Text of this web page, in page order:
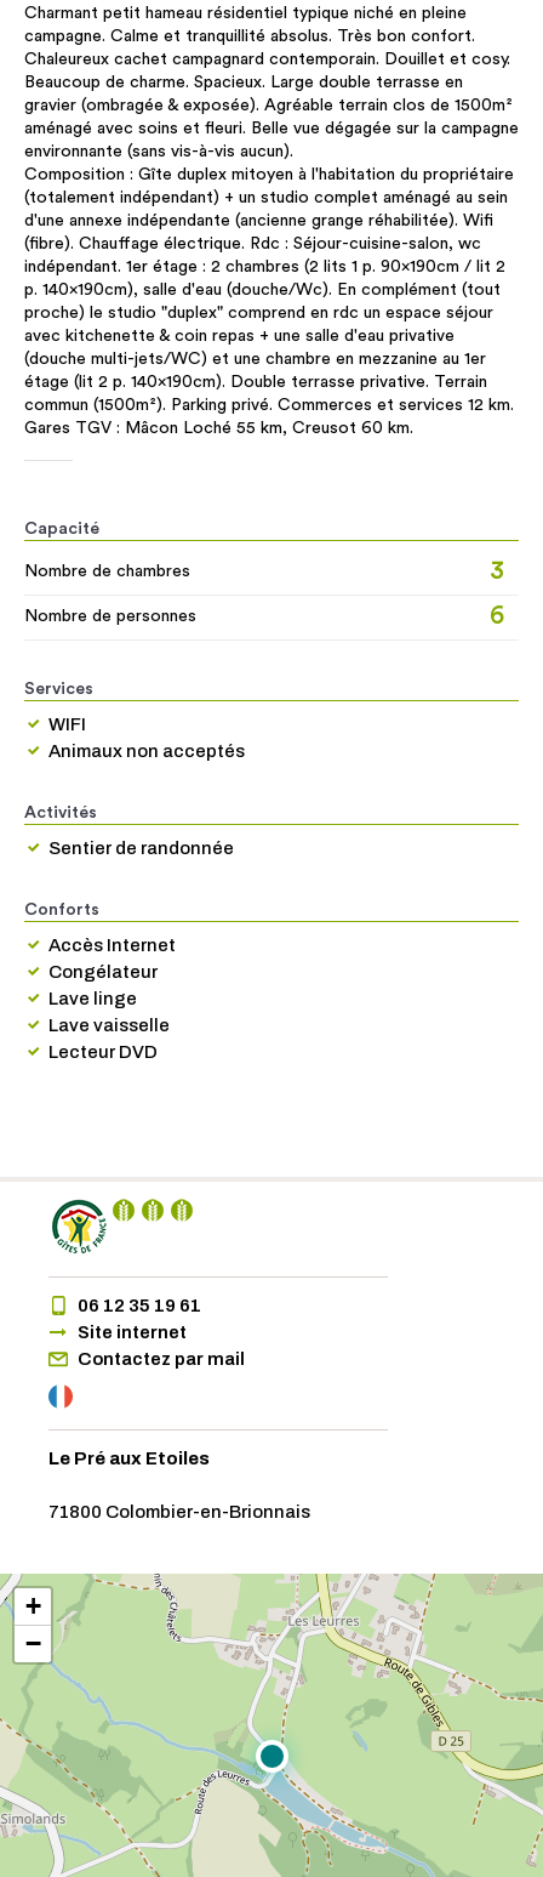
Charmant petit hameau résidentiel typique niché en pleine
campagne. Calme et tranquillité absolus. Très bon confort.
Chaleureux cachet campagnard contemporain. Douillet et cosy.
Beaucoup de charme. Spacieux. Large double terrasse en
gravier (ombragée & exposée). Agréable terrain clos de 1500m²
aménagé avec soins et fleuri. Belle vue dégagée sur la campagne
environnante (sans vis-à-vis aucun).
Composition : Gîte duplex mitoyen à l'habitation du propriétaire
(totalement indépendant) + un studio complet aménagé au sein
d'une annexe indépendante (ancienne grange réhabilitée). Wifi
(fibre). Chauffage électrique. Rdc : Séjour-cuisine-salon, wc
indépendant. 1er étage : 2 chambres (2 lits 1 p. 90x190cm / lit 2
p. 140x190cm), salle d'eau (douche/Wc). En complément (tout
proche) le studio "duplex" comprend en rdc un espace séjour
avec kitchenette & coin repas + une salle d'eau privative
(douche multi-jets/WC) et une chambre en mezzanine au 1er
étage (lit 2 p. 140x190cm). Double terrasse privative. Terrain
commun (1500m²). Parking privé. Commerces et services 12 km.
Gares TGV : Mâcon Loché 55 km, Creusot 60 km.
Capacité
Nombre de chambres 3
Nombre de personnes 6
Services
WIFI
Animaux non acceptés
Activités
Sentier de randonnée
Conforts
Accès Internet
Congélateur
Lave linge
Lave vaisselle
Lecteur DVD
06 12 35 19 61
Site internet
Contactez par mail
Le Pré aux Etoiles
71800 Colombier-en-Brionnais
+
−